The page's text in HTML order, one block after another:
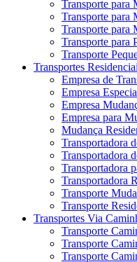
Transporte para
Transporte para
Transporte para
Transporte para
Transporte
Transportes
Empresa de
Empresa
Empresa
Empresa para
Mudança
Transportadora
Transportadora
Transportadora
Transportadora
Transporte
Transporte
Transportes Via
Transporte
Transporte
Transporte